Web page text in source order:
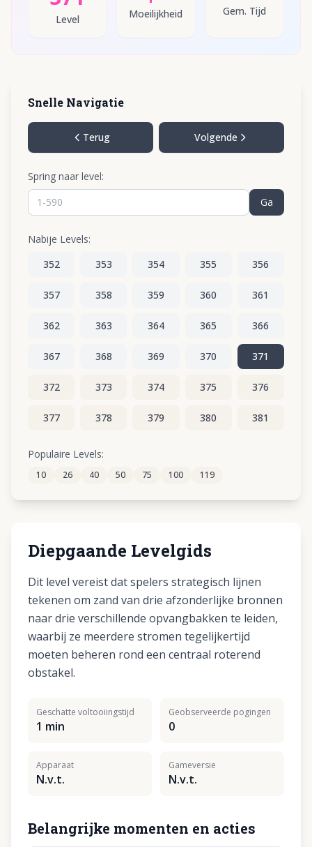
Level Moeilijkheid Gem. Tijd
Snelle Navigatie
Terug Volgende
Spring naar level:
Ga
Nabije Levels:
352
353 354 355 356
357 358 359 360 361
362 363 364 365 366
367 368 369 370 371
372 373 374 375 376
377 378 379 380 381
382 383
387 388 389 390
Populaire Levels:
10 26 40 50 75 100 119
Diepgaande Levelgids
Dit level vereist dat spelers strategisch lijnen
tekenen om zand van drie afzonderlijke bronnen
naar drie verschillende opvangbakken te leiden,
waarbij ze meerdere stromen tegelijkertijd
moeten beheren rond een centraal roterend
obstakel.
Geschatte voltooiingstijd
1 min
Geobserveerde pogingen
0
Apparaat
N.v.t.
Gameversie
N.v.t.
Belangrijke momenten en acties